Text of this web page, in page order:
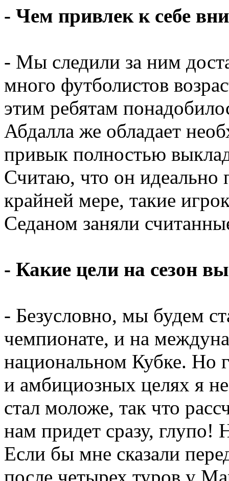
- Чем привлек к себе
- Мы следили за ним
много футболистов
этим ребятам
Абдалла же обладает
привык полностью
Считаю, что он
крайней мере, такие
Седаном заняли
- Какие цели на сезон
- Безусловно, мы будем
чемпионате, и на
национальном Кубке. Но
и амбициозных целях я
стал моложе, так что
нам придет сразу, глупо!
Если бы мне сказали
после четырех туров у